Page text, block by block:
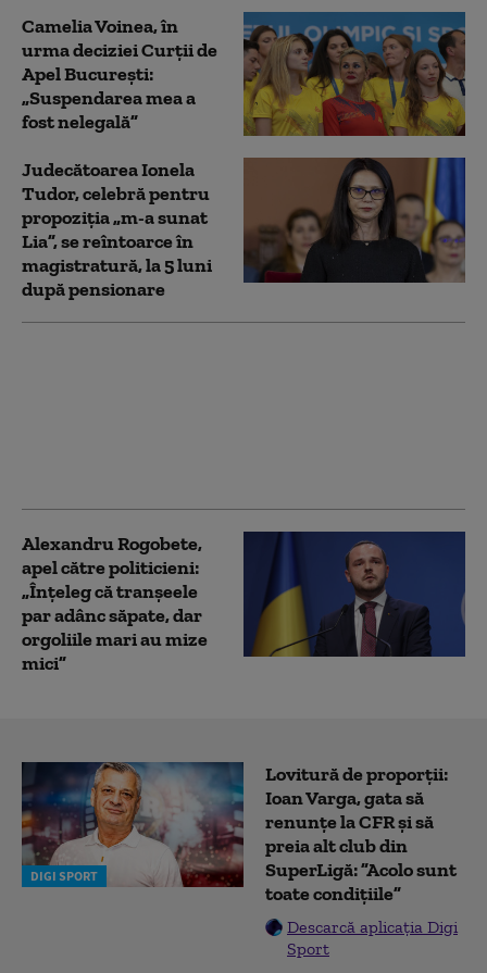
Camelia Voinea, în
urma deciziei Curții de
Apel Bucureşti:
„Suspendarea mea a
fost nelegală”
Judecătoarea Ionela
Tudor, celebră pentru
propoziţia „m-a sunat
Lia”, se reîntoarce în
magistratură, la 5 luni
după pensionare
Alexandru Rogobete,
apel către politicieni:
„Înţeleg că tranşeele
par adânc săpate, dar
orgoliile mari au mize
mici”
DIGI SPORT
Lovitură de proporții:
Ioan Varga, gata să
renunțe la CFR și să
preia alt club din
SuperLigă: ”Acolo sunt
toate condițiile”
Descarcă aplicația Digi
Sport